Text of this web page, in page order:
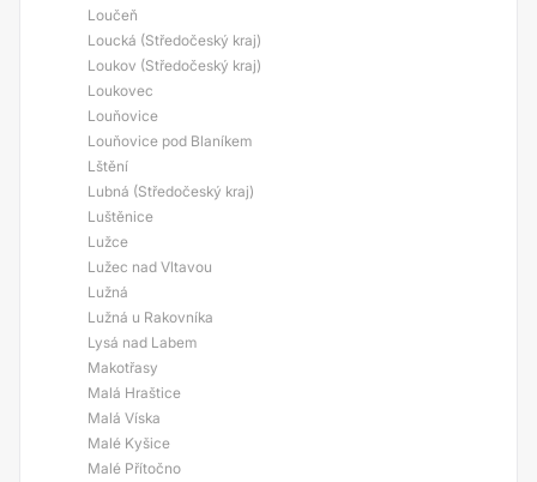
Loučeň
Loucká (Středočeský kraj)
Loukov (Středočeský kraj)
Loukovec
Louňovice
Louňovice pod Blaníkem
Lštění
Lubná (Středočeský kraj)
Luštěnice
Lužce
Lužec nad Vltavou
Lužná
Lužná u Rakovníka
Lysá nad Labem
Makotřasy
Malá Hraštice
Malá Víska
Malé Kyšice
Malé Přítočno